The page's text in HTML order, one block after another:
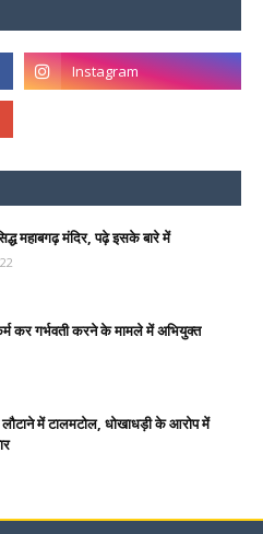
महाबगढ़ मंदिर, पढ़े इसके बारे में
कर गर्भवती करने के मामले में अभियुक्त
में टालमटोल, धोखाधड़ी के आरोप में